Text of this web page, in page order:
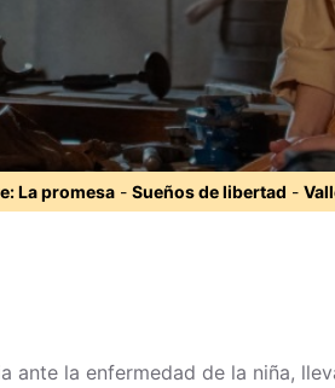
La promesa - Sueños de libertad -
ante la enfermedad de la niña,